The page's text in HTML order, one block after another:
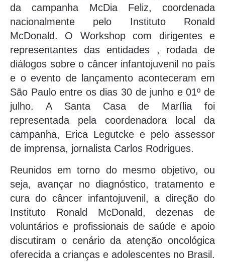
da campanha McDia Feliz, coordenada
nacionalmente pelo Instituto Ronald
McDonald. O Workshop com dirigentes e
representantes das entidades , rodada de
diálogos sobre o câncer infantojuvenil no país
e o evento de lançamento aconteceram em
São Paulo entre os dias 30 de junho e 01º de
julho. A Santa Casa de Marília foi
representada pela coordenadora local da
campanha, Erica Legutcke e pelo assessor
de imprensa, jornalista Carlos Rodrigues.
Reunidos em torno do mesmo objetivo, ou
seja, avançar no diagnóstico, tratamento e
cura do câncer infantojuvenil, a direção do
Instituto Ronald McDonald, dezenas de
voluntários e profissionais de saúde e apoio
discutiram o cenário da atenção oncológica
oferecida a crianças e adolescentes no Brasil.